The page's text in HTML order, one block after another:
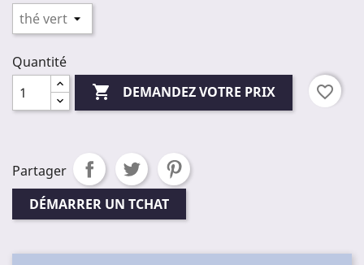
Quantité
 DEMANDEZ VOTRE PRIX favorite_border
Partager
DÉMARRER UN TCHAT